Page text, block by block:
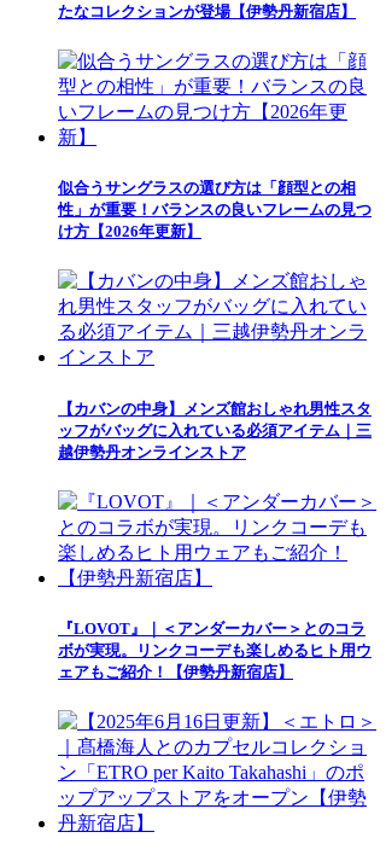
たなコレクションが登場【伊勢丹新宿店】
似合うサングラスの選び方は「顔型との相
性」が重要！バランスの良いフレームの見つ
け方【2026年更新】
【カバンの中身】メンズ館おしゃれ男性スタ
ッフがバッグに入れている必須アイテム｜三
越伊勢丹オンラインストア
『LOVOT』｜＜アンダーカバー＞とのコラ
ボが実現。リンクコーデも楽しめるヒト用ウ
ェアもご紹介！【伊勢丹新宿店】